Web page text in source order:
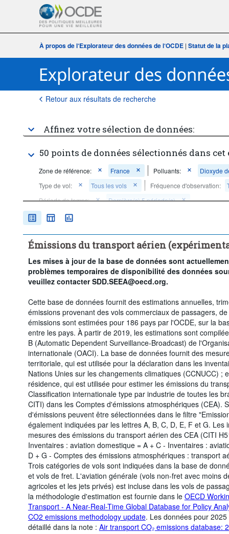
À propos de l‘Explorateur des données de l‘OCDE | Statut de la
Retour aux résultats de recherche
Affinez votre sélection de données:
50 points de données sélectionnés dans cet
Zone de référence: France Polluants:
Dioxyde
Type de vol:
Tous les vols Fréquence d'observation:
Période de temps:
Dernière(s) 5 période(s)
Supprimer tout
Émissions du transport aérien
Les mises à jour de la base de données sont
problèmes temporaires de disponibilité des données
veuillez contacter SDD.SEEA@oecd.org.
Cette base de données fournit des estimations annuelles,
émissions provenant des vols commerciaux de passagers,
émissions sont estimées pour 186 pays par l'OCDE, sur la
entre les pays. À partir de 2019, les estimations sont
B (Automatic Dependent Surveillance-Broadcast) de
internationale (OACI). La base de données fournit des
territoriale, qui est utilisée pour la déclaration dans les
Nations Unies sur les changements climatiques (CCNUCC) ;
résidence, qui est utilisée pour estimer les émissions du
Classification internationale type par industrie de toutes les
CITI) dans les Comptes d'émissions atmosphériques (CEA).
d'émissions peuvent être sélectionnées dans le filtre
également indiquées par les lettres A, B, C, D, E, F et G. Les
mesures des émissions du transport aérien des CEA (CITI
Inventaires : aviation domestique = A + C - Inventaires :
D + G - Comptes des émissions atmosphériques : transport
Trois catégories de vols sont indiquées dans la base de
et vols de fret. L'aviation générale (vols non-fret avec moins
agricoles et les jets privés) est incluse dans les vols de
la méthodologie d'estimation est fournie dans le OECD
Transport - A Near-Real-Time Global Database for Policy
CO2 emissions methodology update. Les données pour
détaillé dans la note : Air transport CO₂ emissions database: